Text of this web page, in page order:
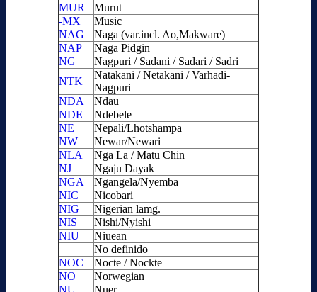
MUR
Murut
-MX
Music
NAG
Naga (var.incl. Ao,Makware)
NAP
Naga Pidgin
NG
Nagpuri / Sadani / Sadari / Sadri
NTK
Natakani / Netakani / Varhadi-
Nagpuri
NDA
Ndau
NDE
Ndebele
NE
Nepali/Lhotshampa
NW
Newar/Newari
NLA
Nga La / Matu Chin
NJ
Ngaju Dayak
NGA
Ngangela/Nyemba
NIC
Nicobari
NIG
Nigerian lamg.
NIS
Nishi/Nyishi
NIU
Niuean
No definido
NOC
Nocte / Nockte
NO
Norwegian